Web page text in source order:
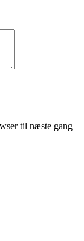
til næste gang